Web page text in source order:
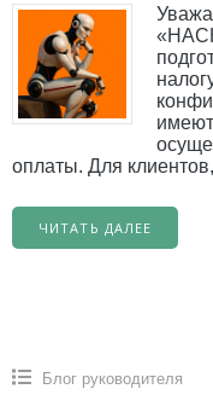
оплаты. Для
ЧИТАТЬ ДАЛЕЕ
Блог руководителя